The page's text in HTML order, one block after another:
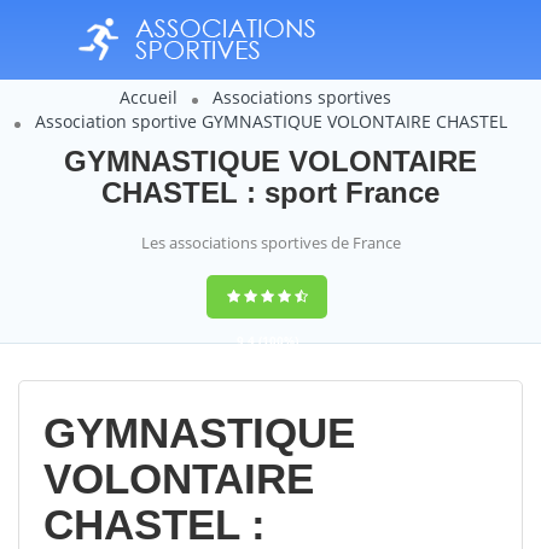
Accueil
Associations sportives
Association sportive GYMNASTIQUE VOLONTAIRE CHASTEL
GYMNASTIQUE VOLONTAIRE
CHASTEL : sport France
Les associations sportives de France
9,4(100%)
14358votes
GYMNASTIQUE
VOLONTAIRE
CHASTEL :